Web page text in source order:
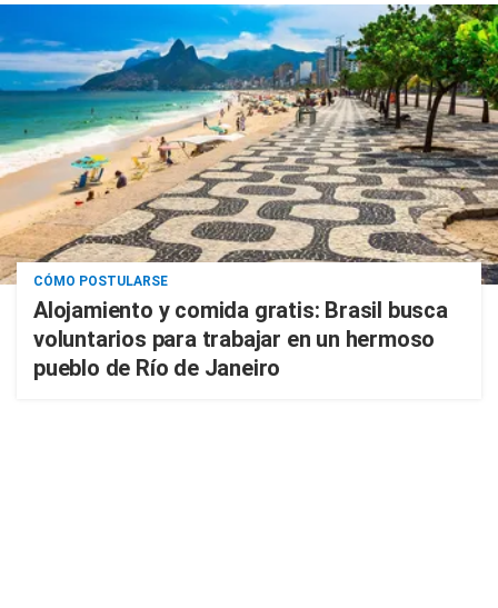
CÓMO POSTULARSE
Alojamiento y comida gratis: Brasil busca
voluntarios para trabajar en un hermoso
pueblo de Río de Janeiro